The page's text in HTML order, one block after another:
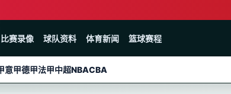
比赛录像 球队资料 体育新闻 篮球赛程
意甲德甲法甲中超NBACBA